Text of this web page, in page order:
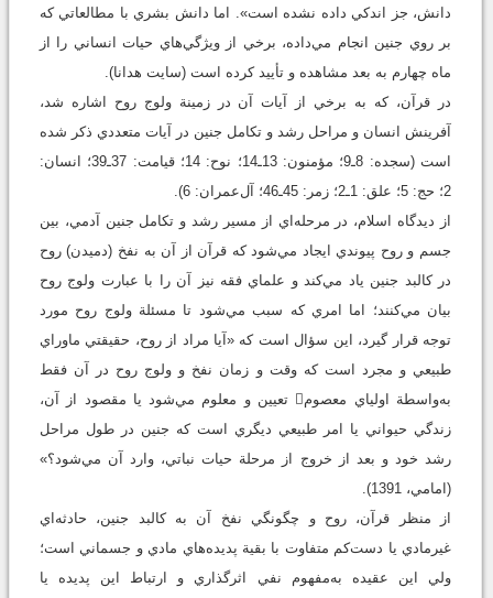
دانش، جز اندکي داده نشده است». اما دانش بشري با مطالعاتي که
بر روي جنين انجام مي‌داده، برخي از ويژگي‌هاي حيات انساني را از
ماه چهارم به بعد مشاهده و تأييد کرده است (سايت هدانا).
در قرآن، که به برخي از آيات آن در زمینة ولوج روح اشاره شد،
آفرينش انسان و مراحل رشد و تکامل جنين در آيات متعددي ذکر شده
است (سجده: 8ـ9؛ مؤمنون: 13ـ14؛ نوح: 14؛ قيامت: 37ـ39؛ انسان:
2؛ حج: 5؛ علق: 1ـ2؛ زمر: 45ـ46؛ آل‌عمران: 6).
از ديدگاه اسلام، در مرحله‌اي از مسير رشد و تکامل جنين آدمي، بين
جسم و روح پيوندي ايجاد مي‌شود که قرآن از آن به نفخ (دميدن) روح
در کالبد جنين ياد مي‌کند و علماي فقه نيز آن را با عبارت ولوج روح
بيان مي‌کنند؛ اما امري که سبب مي‌شود تا مسئلة ولوج روح مورد
توجه قرار ‌گيرد، اين سؤال است که «آيا مراد از روح، حقيقتي ماوراي
طبيعي و مجرد است که وقت و زمان نفخ و ولوج روح در آن فقط
به‌واسطة اولياي معصوم تعيين و معلوم مي‌شود يا مقصود از آن،
زندگي حيواني يا امر طبيعي ديگري است که جنين در طول مراحل
رشد خود و بعد از خروج از مرحلة حيات نباتي، وارد آن مي‌شود؟»
(امامي، 1391).
از منظر قرآن، روح و چگونگي نفخ آن به کالبد جنين، حادثه‌اي
غيرمادي يا دست‌کم متفاوت با بقية پديده‌هاي مادي و جسماني است؛
ولي اين عقيده به‌مفهوم نفي اثرگذاري و ارتباط اين پديده يا